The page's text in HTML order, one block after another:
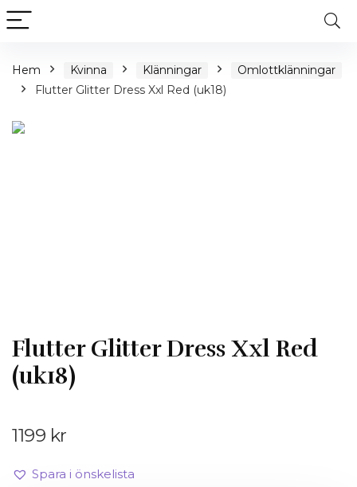
Hem Kvinna Klänningar
Omlottklänningar
Flutter Glitter Dress Xxl Red (uk18)
Flutter Glitter Dress Xxl Red
(uk18)
1199 kr
Spara i önskelista